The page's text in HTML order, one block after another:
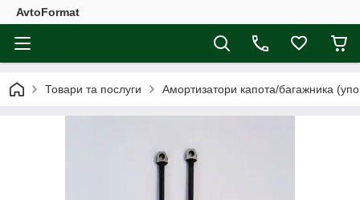
AvtoFormat
Товари та послуги Амортизатори капота/багажника